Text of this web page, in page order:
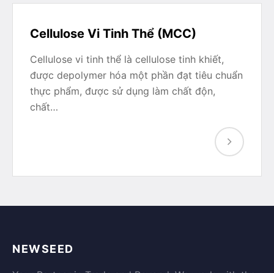
Cellulose Vi Tinh Thể (MCC)
Cellulose vi tinh thể là cellulose tinh khiết,
được depolymer hóa một phần đạt tiêu chuẩn
thực phẩm, được sử dụng làm chất độn,
chất…
NEWSEED